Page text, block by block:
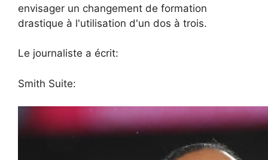
envisager un changement de formation
drastique à l'utilisation d'un dos à trois.
Le journaliste a écrit:
Smith Suite: